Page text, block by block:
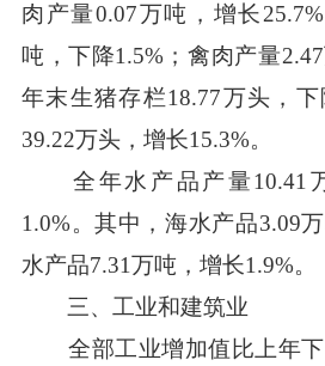
肉产量0.07万吨，增长
吨，下降1.5%；禽肉产量
年末生猪存栏18.77万头，
39.22万头，增长15.3%。
全年水产品产量10.41
1.0%。其中，海水产品3.09
水产品7.31万吨，增长1.9%。
三、工业和建筑业
全部工业增加值比上年下